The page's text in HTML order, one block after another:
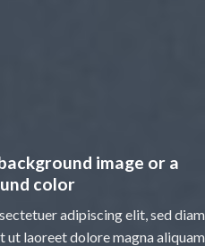
image or a
color
adipiscing elit, sed diam
ut laoreet dolore magna aliquam